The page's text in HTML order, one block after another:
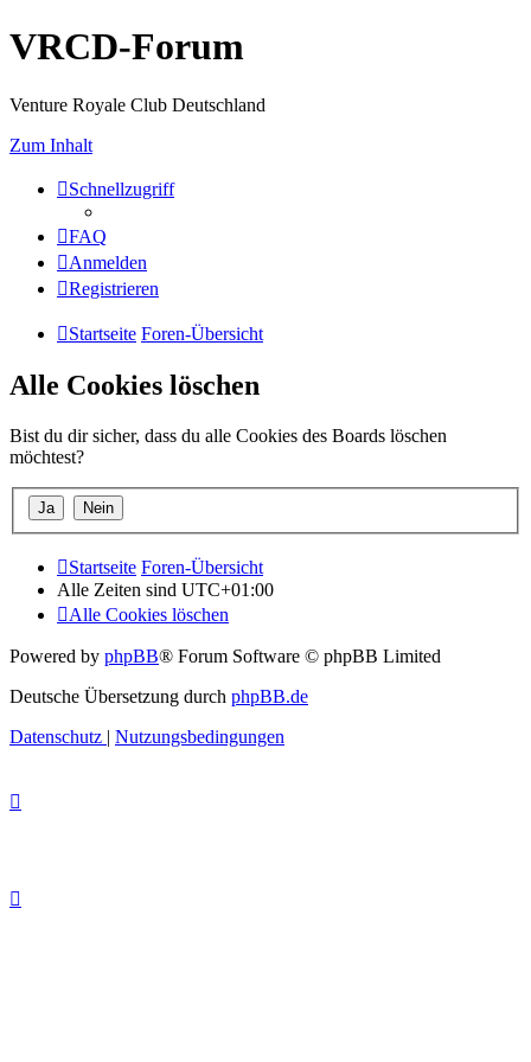
VRCD-Forum
Venture Royale Club Deutschland
Zum Inhalt
Schnellzugriff
FAQ
Anmelden
Registrieren
Startseite Foren-Übersicht
Alle Cookies löschen
Bist du dir sicher, dass du alle Cookies des Boards löschen
möchtest?
Startseite Foren-Übersicht
Alle Zeiten sind UTC+01:00
Alle Cookies löschen
Powered by phpBB® Forum Software © phpBB Limited
Deutsche Übersetzung durch phpBB.de
Datenschutz | Nutzungsbedingungen